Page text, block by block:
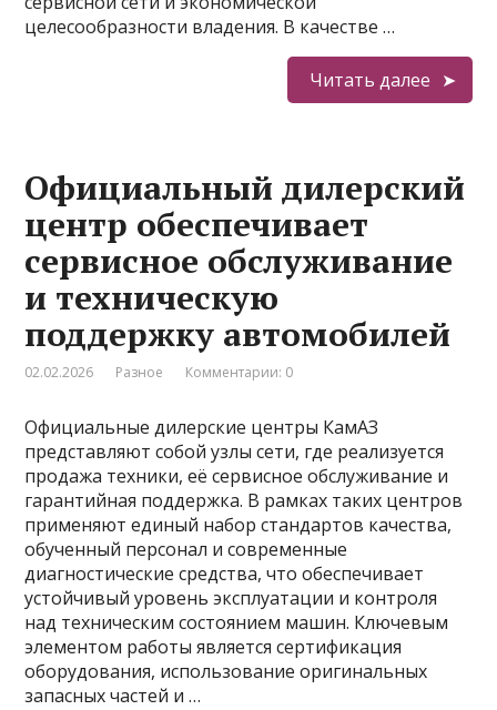
целесообразности владения. В качестве …
Читать далее
Официальный дилерский
центр обеспечивает
сервисное обслуживание
и техническую
поддержку автомобилей
02.02.2026 Разное Комментарии: 0
Официальные дилерские центры КамАЗ
представляют собой узлы сети, где реализуется
продажа техники, её сервисное обслуживание и
гарантийная поддержка. В рамках таких центров
применяют единый набор стандартов качества,
обученный персонал и современные
диагностические средства, что обеспечивает
устойчивый уровень эксплуатации и контроля
над техническим состоянием машин. Ключевым
элементом работы является сертификация
оборудования, использование оригинальных
запасных частей и …